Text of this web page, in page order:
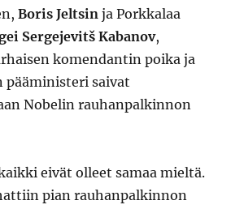
Boris Jeltsin ja Porkkalaa
Sergejevitš Kabanov,
komendantin poika ja
pääministeri saivat
Nobelin rauhanpalkinnon
eivät olleet samaa mieltä.
pian rauhanpalkinnon